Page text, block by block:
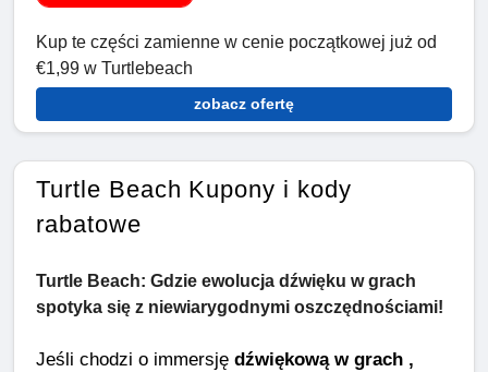
Kup te części zamienne w cenie początkowej już od
€1,99 w Turtlebeach
zobacz ofertę
Turtle Beach Kupony i kody
rabatowe
Turtle Beach: Gdzie ewolucja dźwięku w grach
spotyka się z niewiarygodnymi oszczędnościami!
Jeśli chodzi o immersję dźwiękową w grach ,